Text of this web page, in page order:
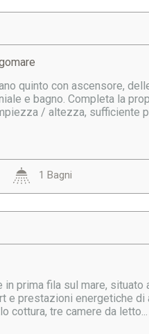
quinto con ascensore,
e bagno. Completa la
/ altezza, sufficiente
1 Bagni
prima fila sul mare,
prestazioni energetiche
cottura, tre camere da letto...